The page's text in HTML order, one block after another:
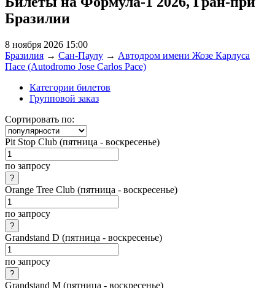
Бразилии
8 ноября 2026 15:00
Бразилия → Сан-Паулу → Автодром имени Жозе Карлуса
Пасе (Autodromo Jose Carlos Pace)
Категории билетов
Групповой заказ
Сортировать по:
Pit Stop Club (пятница - воскресенье)
по запросу
Orange Tree Club (пятница - воскресенье)
по запросу
Grandstand D (пятница - воскресенье)
по запросу
Grandstand M (пятница - воскресенье)